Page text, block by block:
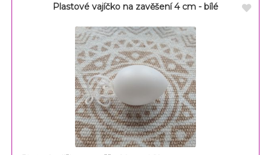
Plastové vajíčko na zavěšení 4 cm - bílé